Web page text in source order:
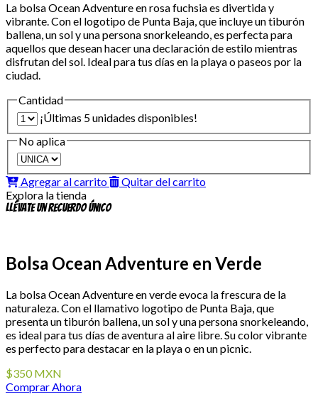
La bolsa Ocean Adventure en rosa fuchsia es divertida y
vibrante. Con el logotipo de Punta Baja, que incluye un tiburón
ballena, un sol y una persona snorkeleando, es perfecta para
aquellos que desean hacer una declaración de estilo mientras
disfrutan del sol. Ideal para tus días en la playa o paseos por la
ciudad.
Cantidad
¡Últimas 5 unidades disponibles!
No aplica
Agregar al carrito
Quitar del carrito
Explora la tienda
Llévate un recuerdo único
Bolsa Ocean Adventure en Verde
La bolsa Ocean Adventure en verde evoca la frescura de la
naturaleza. Con el llamativo logotipo de Punta Baja, que
presenta un tiburón ballena, un sol y una persona snorkeleando,
es ideal para tus días de aventura al aire libre. Su color vibrante
es perfecto para destacar en la playa o en un picnic.
$350 MXN
Comprar Ahora